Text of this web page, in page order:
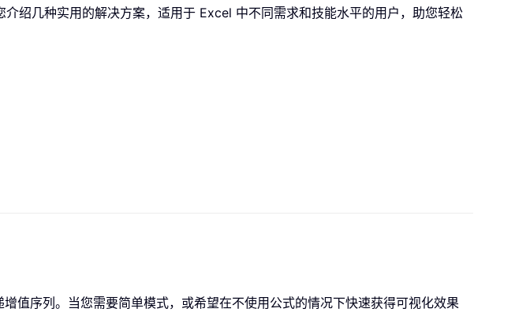
几种实用的解决方案，适用于 Excel 中不同需求和技能水平的用户，助您轻松
值序列。当您需要简单模式，或希望在不使用公式的情况下快速获得可视化效果